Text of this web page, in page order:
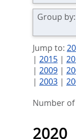
Group by:
Jump to:
| 2015|
| 2009|
| 2003|
Number
2020